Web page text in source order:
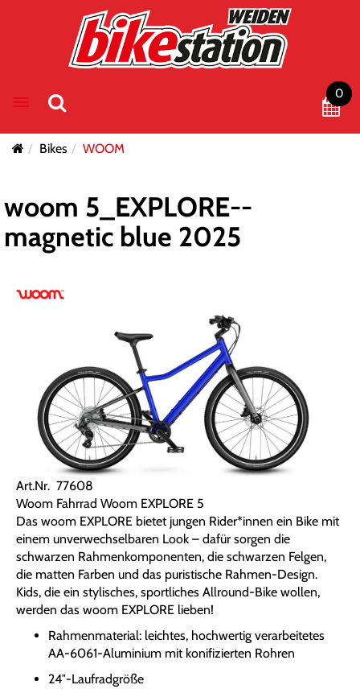
Toggle navigation
0
Bikes WOOM
woom 5_EXPLORE--
magnetic blue 2025
Art.Nr. 77608
Woom Fahrrad Woom EXPLORE 5
Das woom EXPLORE bietet jungen Rider*innen ein Bike mit
einem unverwechselbaren Look – dafür sorgen die
schwarzen Rahmenkomponenten, die schwarzen Felgen,
die matten Farben und das puristische Rahmen-Design.
Kids, die ein stylisches, sportliches Allround-Bike wollen,
werden das woom EXPLORE lieben!
Rahmenmaterial: leichtes, hochwertig verarbeitetes
AA-6061-Aluminium mit konifizierten Rohren
24″-Laufradgröße